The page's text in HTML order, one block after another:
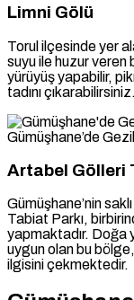
Limni Gölü
Torul ilçesinde yer
suyu ile huzur
yürüyüş yapabilir,
tadını çıkarabilirsiniz.
Gümüşhane’de
Artabel Gölleri
Gümüşhane’nin
Tabiat Parkı,
yapmaktadır. Doğa
uygun olan bu
ilgisini çekmektedir.